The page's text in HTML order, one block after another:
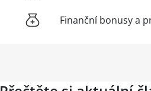
Finanční bonusy a